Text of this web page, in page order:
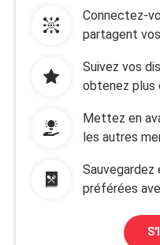
Connectez-
partagent
Suivez vos
obtenez plus
Mettez en
les autres
préférées